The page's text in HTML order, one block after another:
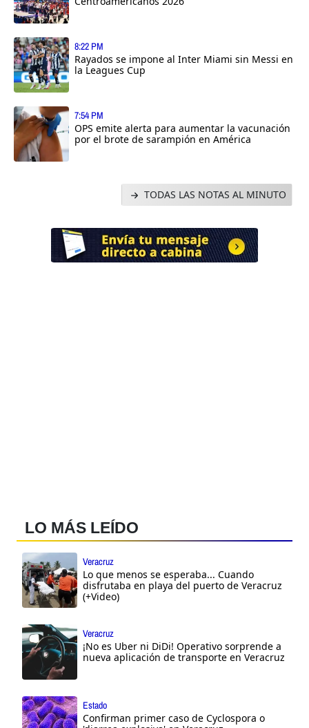
8:22 PM
Rayados se impone al Inter Miami sin Messi en
la Leagues Cup
7:54 PM
OPS emite alerta para aumentar la vacunación
por el brote de sarampión en América
TODAS LAS NOTAS AL MINUTO
LO MÁS LEÍDO
Veracruz
Lo que menos se esperaba... Cuando
disfrutaba en playa del puerto de Veracruz
(+Video)
Veracruz
¡No es Uber ni DiDi! Operativo sorprende a
nueva aplicación de transporte en Veracruz
Estado
Confirman primer caso de Cyclospora o